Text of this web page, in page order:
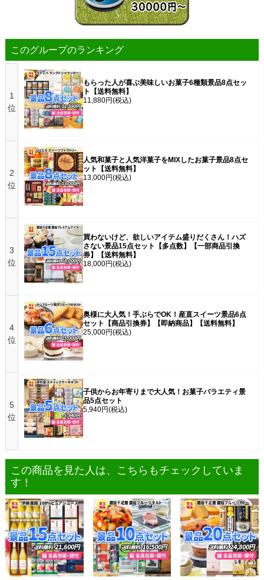
このグループのランキング
1
位
もらった人が喜ぶ美味しいお菓子6種類景品8点セッ
ト【送料無料】
11,880円(税込)
2
位
人気和菓子と人気洋菓子をMIXしたお菓子景品8点セ
ット【送料無料】
13,000円(税込)
3
位
買わないけど、欲しいアイテム盛りだくさん！ハズ
さない景品15点セット【多点数】【一部商品引換
券】【送料無料】
18,000円(税込)
4
位
奥様に大人気！手ぶらでOK！産直スイーツ景品6点
セット【商品引換券】【即納商品】【送料無料】
25,000円(税込)
5
位
子供からお年寄りまで大人気！お菓子バラエティ景
品5点セット
5,940円(税込)
この商品を見た人は、こちらもチェックしていま
す！